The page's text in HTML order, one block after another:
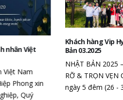
Khách hàng Vip Hypo tham
Bản 03.2025
NHẬT BẢN 2025 – HÀNH
RỠ & TRỌN VẸN Chuyến du
ngày 5 đêm (26 - 31/03/2025)...